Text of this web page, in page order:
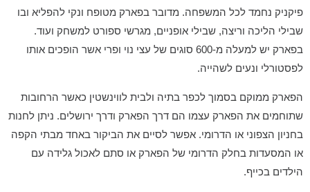
פיקניק נחמד לכל המשפחה. מדובר בפארק מטופח ונקי להפליא ובו
שבילי הליכה וריצה, שבילי אופניים, מגרשי ספורט למשחק ועוד.
בפארק יש למעלה מ-600 סוגים של עצי נוי ופרי אשר הופכים אותו
לפסטורלי ונעים לשהייה.
הפארק ממוקם בסמוך לכפר בתיה ולבית לווינשטין כאשר הרחובות
שתוחמים את הפארק עצמו הם דרך הפארק ודרך ירושלים. ניתן לחנות
בחניון הצפוני או הדרומי. אפשר לסיים את הביקור באחד מבתי הקפה
או המסעדות בחלק הדרומי של הפארק או סתם לאכול גלידה עם
הילדים בכייף.